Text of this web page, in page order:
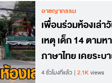
อาชญากรรม
เพื่อนร่วมห้องเล่า
เหตุ เด็ก 14 ตามห
ภาษาไทย เคยระบ
งานครบแต่เกรดไม่
4 ชั่วโมงที่แล้ว 2.1Kviews